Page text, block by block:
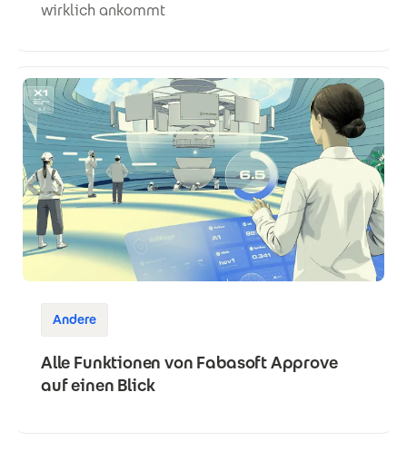
wirklich ankommt
Andere
Alle Funktionen von Fabasoft Approve
auf einen Blick